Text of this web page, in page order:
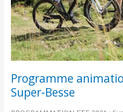
Programme
Super-Besse
Besse